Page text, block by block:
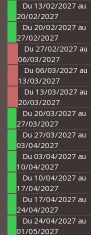
Du 13/02/2027 au
20/02/2027
Du 20/02/2027 au
27/02/2027
Du 27/02/2027 au
06/03/2027
Du 06/03/2027 au
13/03/2027
Du 13/03/2027 au
20/03/2027
Du 20/03/2027 au
27/03/2027
Du 27/03/2027 au
03/04/2027
Du 03/04/2027 au
10/04/2027
Du 10/04/2027 au
17/04/2027
Du 17/04/2027 au
24/04/2027
Du 24/04/2027 au
01/05/2027